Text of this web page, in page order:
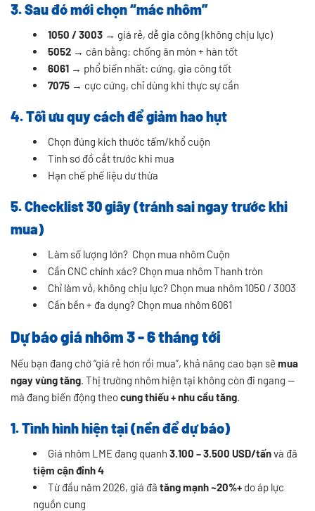
3. Sau đó mới chọn “mác nhôm”
1050 / 3003 → giá rẻ, dễ gia công (không chịu lực)
5052 → cân bằng: chống ăn mòn + hàn tốt
6061 → phổ biến nhất: cứng, gia công tốt
7075 → cực cứng, chỉ dùng khi thực sự cần
4. Tối ưu quy cách để giảm hao hụt
Chọn đúng kích thước tấm/khổ cuộn
Tính sơ đồ cắt trước khi mua
Hạn chế phế liệu dư thừa
5. Checklist 30 giây (tránh sai ngay trước khi
mua)
Làm số lượng lớn? Chọn mua nhôm Cuộn
Cần CNC chính xác? Chọn mua nhôm Thanh tròn
Chỉ làm vỏ, không chịu lực? Chọn mua nhôm 1050 / 3003
Cần bền + đa dụng? Chọn mua nhôm 6061
Dự báo giá nhôm 3 - 6 tháng tới
Nếu bạn đang chờ “giá rẻ hơn rồi mua”, khả năng cao bạn sẽ mua
ngay vùng tăng. Thị trường nhôm hiện tại không còn đi ngang —
mà đang biến động theocung thiếu + nhu cầu tăng.
1. Tình hình hiện tại (nền để dự báo)
Giá nhôm LME đang quanh 3.100 – 3.500 USD/tấnvà đã
tiệm cận đỉnh 4
Từ đầu năm 2026, giá đã tăng mạnh ~20%+ do áp lực
nguồn cung